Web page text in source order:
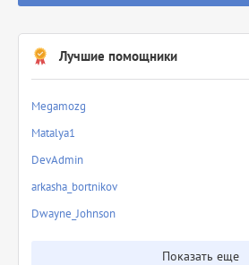
Лучшие помощники
Megamozg
Matalya1
DevAdmin
arkasha_bortnikov
Dwayne_Johnson
Показать еще